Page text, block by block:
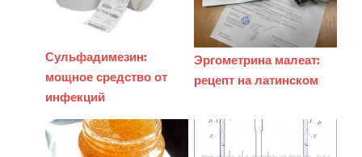
Сульфадимезин:
мощное средство от
инфекций
Эргометрина малеат:
рецепт на латинском